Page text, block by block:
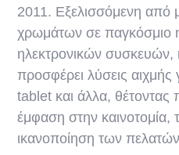
2011. Εξελισσόμενη από
χρωμάτων σε παγκόσμιο
ηλεκτρονικών
προσφέρει λύσεις αιχμής
tablet και άλλα,
έμφαση στην καινοτομία,
ικανοποίηση των